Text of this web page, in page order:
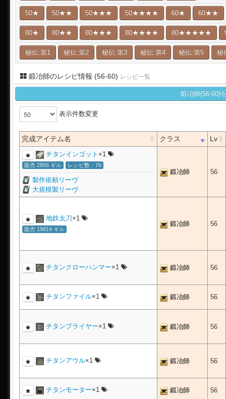
50★ 50★★ 50★★★ 50★★★★ 60★ 60★★
80★ 80★★ 80★★★ 80★★★★ 80★★★★★
秘伝:第1 秘伝:第2 秘伝:第3 秘伝:第4 秘伝:第5 秘
鍛冶師のレシピ情報 (56-60) レシピ一覧
鍛冶師(56-60)
表示件数変更
完成アイテム名 クラス Lv
チタンインゴット ×1
販売 2856 ギル レシピ数：76
製作依頼リーヴ
大規模製リーヴ
鍛冶師 56
地鉄太刀×1
販売 19814 ギル
鍛冶師 56
チタンクローハンマー×1 鍛冶師 56
チタンファイル×1 鍛冶師 56
チタンプライヤー×1 鍛冶師 56
チタンアウル×1 鍛冶師 56
チタンモーター×1 鍛冶師 56